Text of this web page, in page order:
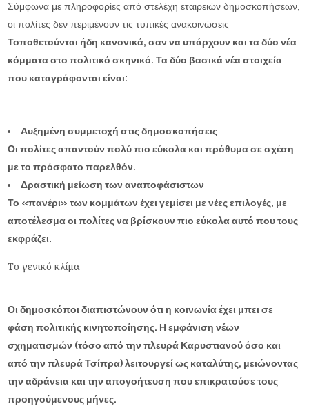
Σύμφωνα με πληροφορίες από στελέχη εταιρειών δημοσκοπήσεων,
οι πολίτεςδεν περιμένουν τις τυπικές ανακοινώσεις.
Τοποθετούνται ήδη κανονικά, σαν να υπάρχουν και τα δύο νέα
κόμματα στο πολιτικό σκηνικό.Τα δύο βασικά νέα στοιχεία
που καταγράφονται είναι:
Αυξημένη συμμετοχή στις δημοσκοπήσεις
Οι πολίτες απαντούν πολύ πιο εύκολα και πρόθυμα σε σχέση
με το πρόσφατο παρελθόν.
Δραστική μείωση των αναποφάσιστων
Το «πανέρι» των κομμάτων έχει γεμίσει με νέες επιλογές, με
αποτέλεσμα οι πολίτες να βρίσκουν πιο εύκολα αυτό που τους
εκφράζει.
Το γενικό κλίμα
Οι δημοσκόποι διαπιστώνουν ότι η κοινωνία έχει μπει σε
φάσηπολιτικής κινητοποίησης. Η εμφάνιση νέων
σχηματισμών (τόσο από την πλευρά Καρυστιανού όσο και
από την πλευρά Τσίπρα) λειτουργεί ως καταλύτης, μειώνοντας
την αδράνεια και την απογοήτευση που επικρατούσε τους
προηγούμενους μήνες.